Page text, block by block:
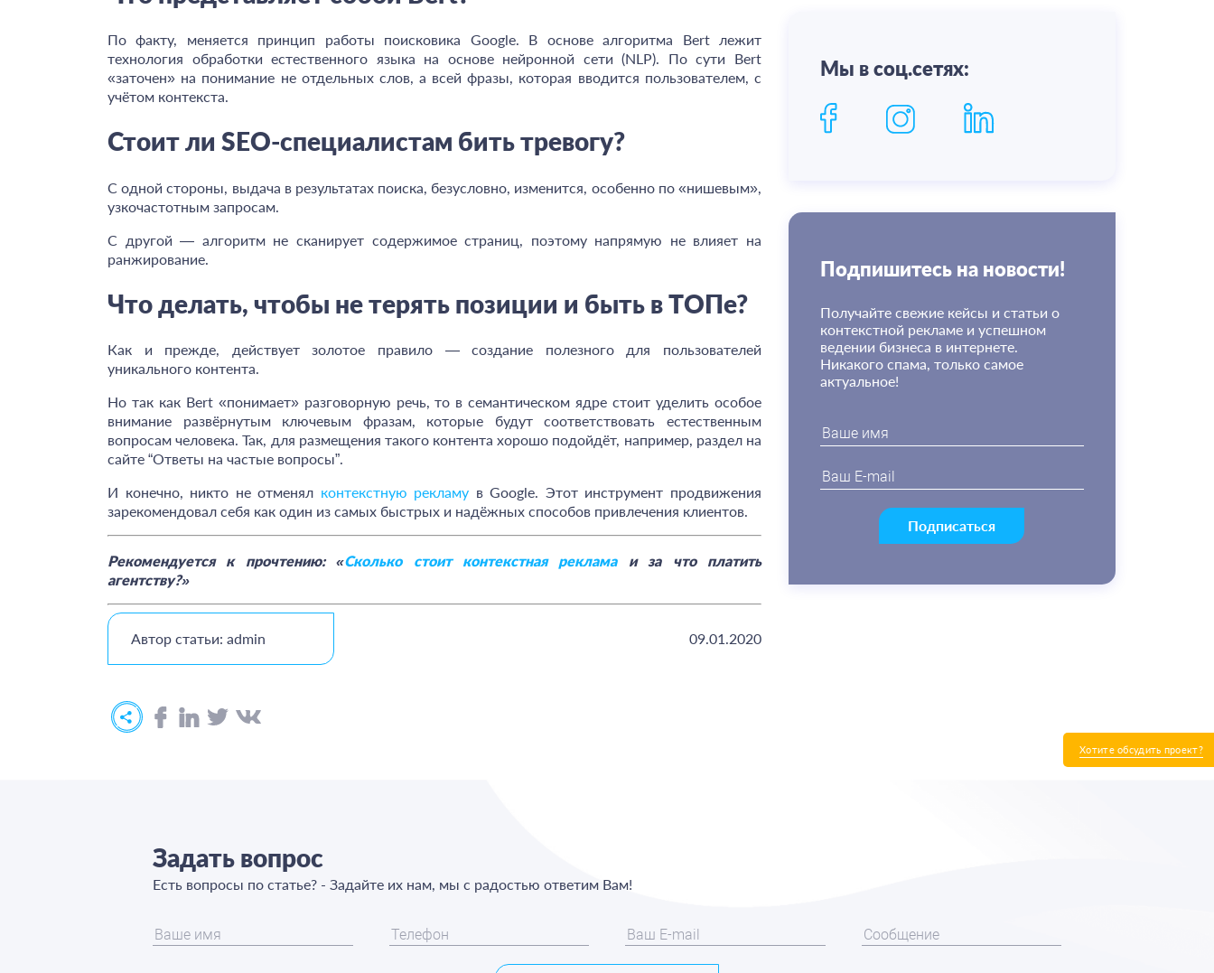
Хотите обсудить проект?
По факту, меняется принцип работы поисковика Google. В основе алгоритма Bert лежит
технология обработки естественного языка на основе нейронной сети (NLP). По сути Bert
«заточен» на понимание не отдельных слов, а всей фразы, которая вводится пользователем, с
учётом контекста.
Стоит ли SEO-специалистам бить тревогу?
С одной стороны, выдача в результатах поиска, безусловно, изменится, особенно по «нишевым»,
узкочастотным запросам.
С другой — алгоритм не сканирует содержимое страниц, поэтому напрямую не влияет на
ранжирование.
Что делать, чтобы не терять позиции и быть в ТОПе?
Как и прежде, действует золотое правило — создание полезного для пользователей
уникального контента.
Но так как Bert «понимает»разговорную речь, то в семантическом ядре стоит уделить особое
внимание развёрнутым ключевым фразам, которые будут соответствовать естественным
вопросам человека. Так, для размещения такого контента хорошо подойдёт, например, раздел на
сайте “Ответы на частые вопросы”.
И конечно, никто не отменял контекстную рекламу в Google. Этот инструмент продвижения
зарекомендовал себя как один из самых быстрых и надёжных способов привлечения клиентов.
Рекомендуется к прочтению: «Cколько стоит контекстная рекламаи за что платить
агентству?»
Автор статьи: admin 09.01.2020
Мы в соц.сетях:
Подпишитесь на новости!
Получайте свежие кейсы и статьи о
контекстной рекламе и успешном
ведении бизнеса в интернете.
Никакого спама, только самое
актуальное!
Подписаться
Задать вопрос
Есть вопросы по статье? - Задайте их нам, мы с радостью ответим Вам!